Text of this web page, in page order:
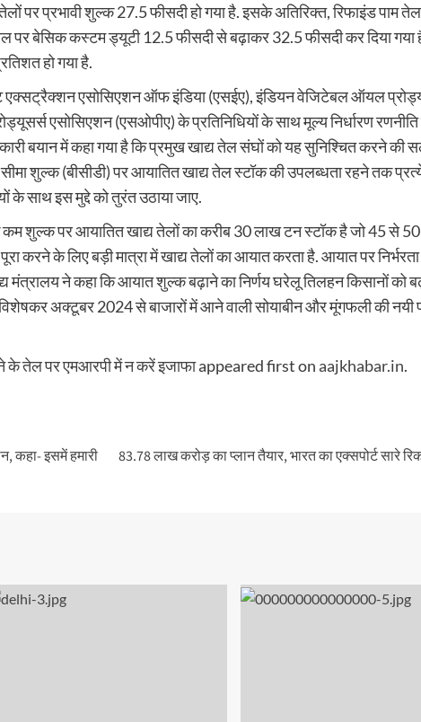
पर प्रभावी शुल्क 27.5 फीसदी हो गया है. इसके अतिरिक्त, रिफाइंड पाम
पर बेसिक कस्टम ड्यूटी 12.5 फीसदी से बढ़ाकर 32.5 फीसदी कर दिया गया
हो गया है.
एक्सट्रैक्शन एसोसिएशन ऑफ इंडिया (एसईए), इंडियन वेजिटेबल ऑयल
एसोसिएशन (एसओपीए) के प्रतिनिधियों के साथ मूल्य निर्धारण रणनीति
बयान में कहा गया है कि प्रमुख खाद्य तेल संघों को यह सुनिश्चित करने की
शुल्क (बीसीडी) पर आयातित खाद्य तेल स्टॉक की उपलब्धता रहने तक
साथ इस मुद्दे को तुरंत उठाया जाए.
कम शुल्क पर आयातित खाद्य तेलों का करीब 30 लाख टन स्टॉक है जो 45 से 50
करने के लिए बड़ी मात्रा में खाद्य तेलों का आयात करता है. आयात पर
ने कहा कि आयात शुल्क बढ़ाने का निर्णय घरेलू तिलहन किसानों को
अक्टूबर 2024 से बाजारों में आने वाली सोयाबीन और मूंगफली की
के तेल पर एमआरपी में न करें इजाफाappeared first on aajkhabar.in.
कहा- इसमें हमारी
83.78 लाख करोड़ का प्लान तैयार, भारत का एक्सपोर्ट सारे